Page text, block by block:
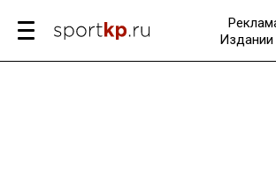
Издании